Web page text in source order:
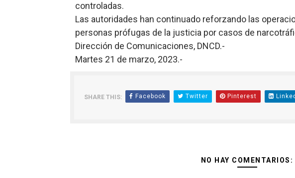
controladas.
Las autoridades han continuado reforzando las
personas prófugas de la justicia por casos de
Dirección de Comunicaciones, DNCD.-
Martes 21 de marzo, 2023.-
SHARE THIS: Facebook Twitter Pinterest
NO HAY COMENTARIOS: